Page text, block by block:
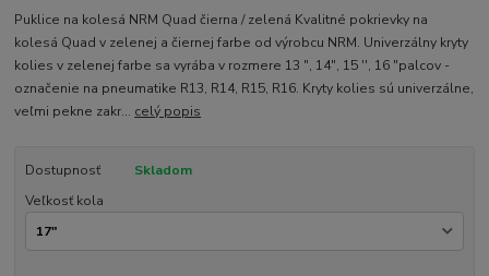
Puklice na kolesá NRM Quad čierna / zelená Kvalitné pokrievky na
kolesá Quad v zelenej a čiernej farbe od výrobcu NRM. Univerzálny kryty
kolies v zelenej farbe sa vyrába v rozmere 13 ", 14", 15 '', 16 "palcov -
označenie na pneumatike R13, R14, R15, R16. Kryty kolies sú univerzálne,
veľmi pekne zakr... celý popis
Dostupnosť
Skladom
Veľkosť kola